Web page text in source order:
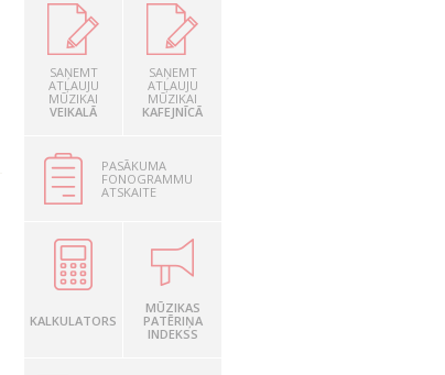
SAŅEMT
ATĻAUJU
MŪZIKAI
VEIKALĀ
SAŅEMT
ATĻAUJU
MŪZIKAI
KAFEJNĪCĀ
PASĀKUMA
FONOGRAMMU
ATSKAITE
KALKULATORS
MŪZIKAS
PATĒRIŅA
INDEKSS